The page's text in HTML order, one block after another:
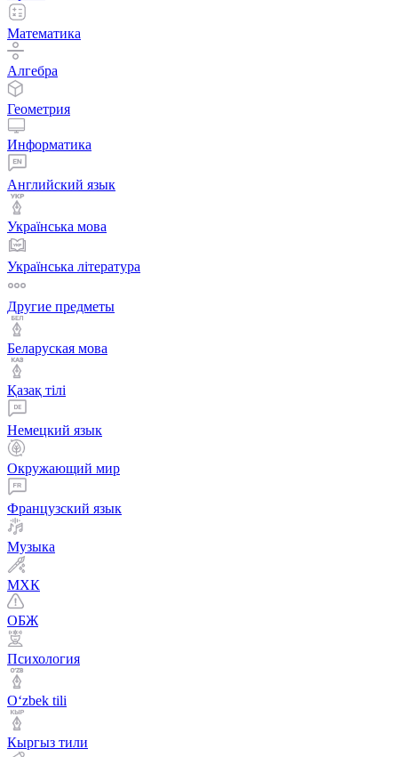
Математика
Алгебра
Геометрия
Информатика
Английский язык
Українська мова
Українська література
Другие предметы
Беларуская мова
Қазақ тiлi
Немецкий язык
Окружающий мир
Французский язык
Музыка
МХК
ОБЖ
Психология
Оʻzbek tili
Кыргыз тили